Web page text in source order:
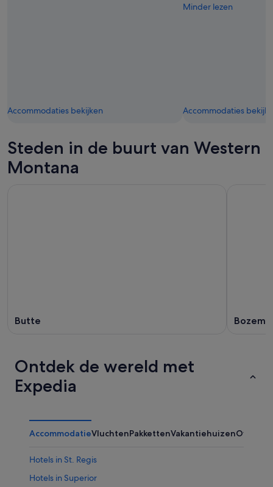
Accommodaties bekijken
Minder lezen
Accommodaties
Steden in de buurt van Western
Montana
Butte
Ontdek de wereld met
Expedia
AccommodatieVluchtenPakkettenVakantiehuizenOverig
Hotels in St. Regis
Hotels in Superior